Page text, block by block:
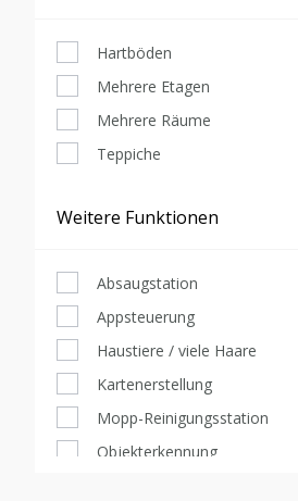
Hartböden
Mehrere Etagen
Mehrere Räume
Teppiche
Weitere Funktionen
Absaugstation
Appsteuerung
Haustiere / viele Haare
Kartenerstellung
Mopp-Reinigungsstation
Objekterkennung